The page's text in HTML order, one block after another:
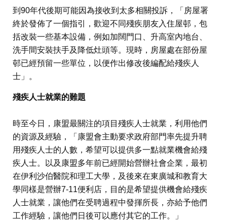
到90年代後期可能因為接收到太多相關投訴，「房屋署
終於發佈了一個指引，歡迎不同殘疾朋友入住屋邨，包
括改裝一些基本設備，例如加闊門口、升高室內地台、
洗手間安裝扶手及降低灶頭等。現時，房屋處在部份屋
邨已經預留一些單位，以便作出修改後編配給殘疾人
士」。
殘疾人士就業的難題
時至今日，康盟最關注的項目殘疾人士就業，利用他們
的資源及經驗，「康盟會主動要求政府部門率先提升聘
用殘疾人士的人數，希望可以提供多一點就業機會給殘
疾人士。以及康盟多年前已經開始營辦社會企業，最初
在伊利沙伯醫院和理工大學，及後來在東廣城和教育大
學同樣是營辦7-11便利店，目的是希望提供機會給殘疾
人士就業，讓他們在受聘過程中發揮所長，亦給予他們
工作經驗，讓他們日後可以應付其它的工作。」